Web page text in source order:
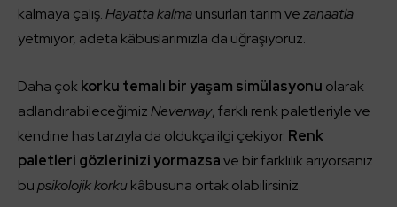
kalmaya çalış.Hayatta kalmaunsurları tarım vezanaatla
yetmiyor, adeta kâbuslarımızla da uğraşıyoruz.
Daha çokkorku temalı bir yaşam simülasyonu olarak
adlandırabileceğimizNeverway, farklı renk paletleriyle ve
kendine has tarzıyla da oldukça ilgi çekiyor. Renk
paletleri gözlerinizi yormazsave bir farklılık arıyorsanız
bupsikolojik korkukâbusuna ortak olabilirsiniz.